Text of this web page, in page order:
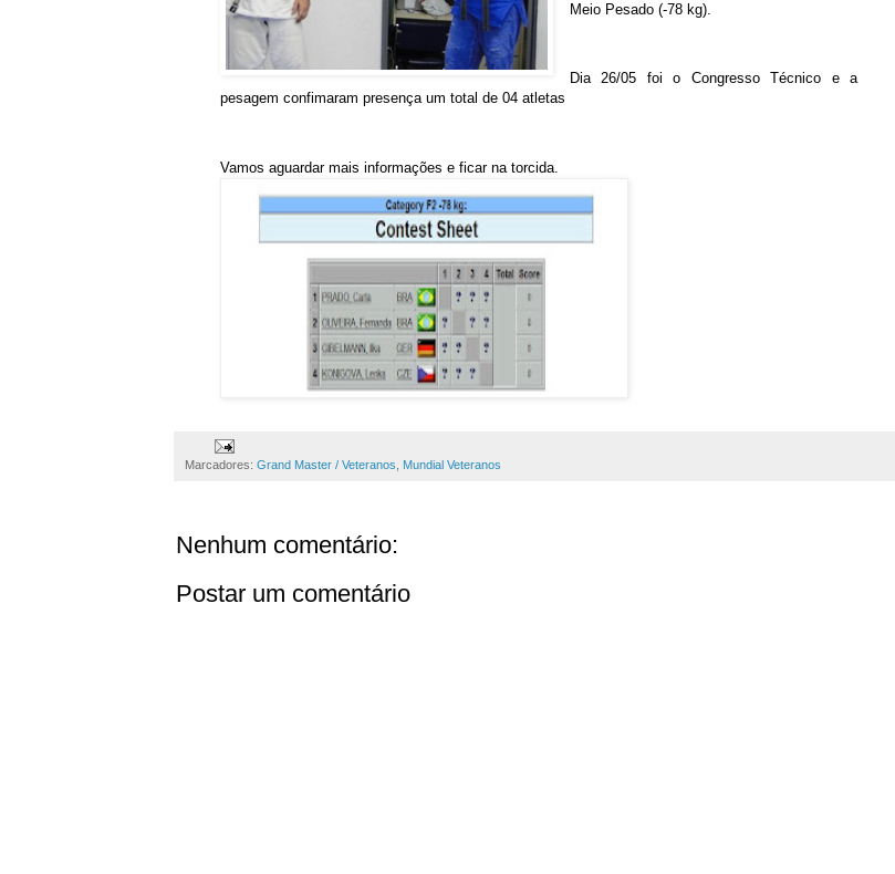
Meio Pesado (-78 kg).
Dia 26/05 foi o Congresso Técnico e a
pesagem confimaram presença um total de 04 atletas
Vamos aguardar mais informações e ficar na torcida.
Marcadores: Grand Master / Veteranos Mundial Veteranos
Nenhum comentário:
Postar um comentário